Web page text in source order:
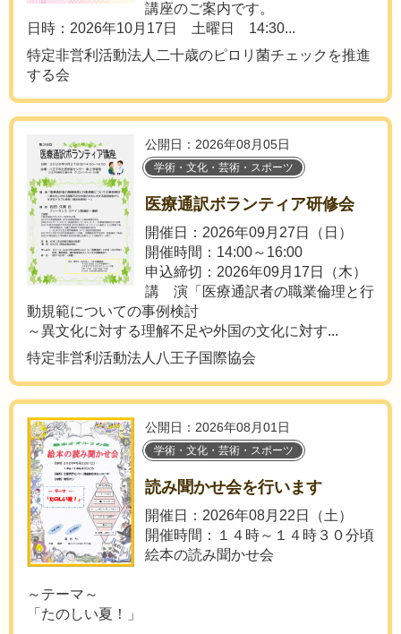
講座のご案内です。
日時：2026年10月17日 土曜日 14:30...
特定非営利活動法人二十歳のピロリ菌チェックを推進
する会
公開日：2026年08月05日
学術・文化・芸術・スポーツ
医療通訳ボランティア研修会
開催日：2026年09月27日（日）
開催時間：14:00～16:00
申込締切：2026年09月17日（木）
講 演「医療通訳者の職業倫理と行
動規範についての事例検討
～異文化に対する理解不足や外国の文化に対す...
特定非営利活動法人八王子国際協会
公開日：2026年08月01日
学術・文化・芸術・スポーツ
読み聞かせ会を行います
開催日：2026年08月22日（土）
開催時間：１４時～１４時３０分頃
絵本の読み聞かせ会
～テーマ～
「たのしい夏！」